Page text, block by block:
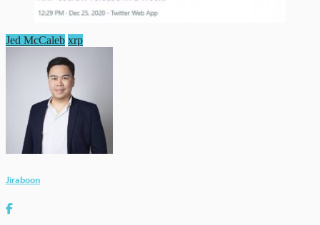
Jed McCaleb xrp
Jiraboon